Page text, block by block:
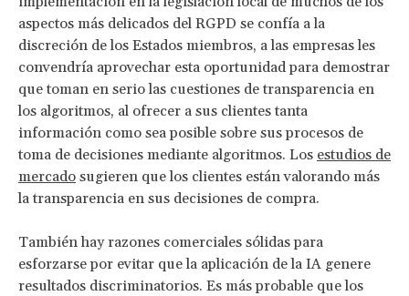
aspectos más delicados del RGPD se confía a la
discreción de los Estados miembros, a las empresas les
convendría aprovechar esta oportunidad para demostrar
que toman en serio las cuestiones de transparencia en
los algoritmos, al ofrecer a sus clientes tanta
información como sea posible sobre sus procesos de
toma de decisiones mediante algoritmos. Los estudios de
mercado sugieren que los clientes están valorando más
la transparencia en sus decisiones de compra.
También hay razones comerciales sólidas para
esforzarse por evitar que la aplicación de la IA genere
resultados discriminatorios. Es más probable que los